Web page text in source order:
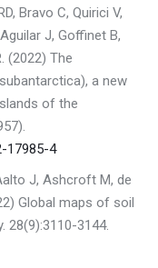
Bravo C, Quirici V,
J, Goffinet B,
(2022) The
a new
of the
17985-4
J, Ashcroft M, de
Global maps of soil
28(9):3110-3144.